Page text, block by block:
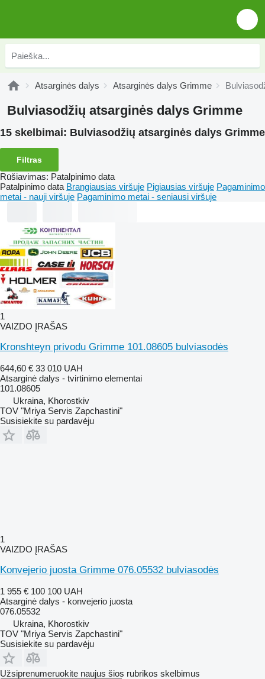
Atsarginės dalys Atsarginės dalys Grimme
Bulviasodžių atsarginės dalys Grimme
15 skelbimai: Bulviasodžių atsarginės dalys Grimme
Filtras
Rūšiavimas: Patalpinimo data
Patalpinimo data Brangiausias viršuje Pigiausias viršuje Pagaminimo
metai - nauji viršuje Pagaminimo metai - seniausi viršuje
1
VAIZDO ĮRAŠAS
Kronshteyn privodu Grimme 101.08605 bulviasodės
644,60 € 33 010 UAH
Atsarginė dalys - tvirtinimo elementai
101.08605
Ukraina, Khorostkiv
TOV "Mriya Servis Zapchastini"
Susisiekite su pardavėju
1
VAIZDO ĮRAŠAS
Konvejerio juosta Grimme 076.05532 bulviasodės
1 955 € 100 100 UAH
Atsarginė dalys - konvejerio juosta
076.05532
Ukraina, Khorostkiv
TOV "Mriya Servis Zapchastini"
Susisiekite su pardavėju
Užsiprenumeruokite naujus šios rubrikos skelbimus